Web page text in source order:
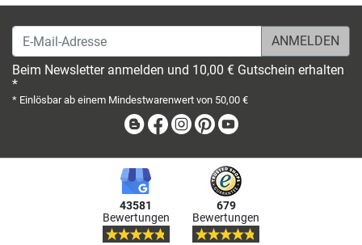
E-Mail-Adresse
Beim Newsletter anmelden und 10,00 € Gutschein erhalten
*
* Einlösbar ab einem Mindestwarenwert von 50,00 €
BlogFacebook
Instagram
Pinterest
43581
Bewertungen
679
Bewertungen